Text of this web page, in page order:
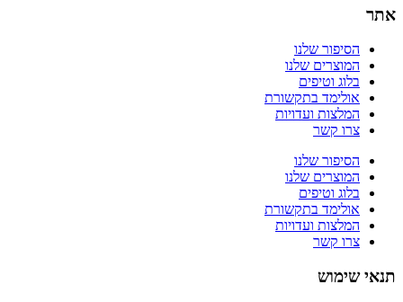
אתר
הסיפור שלנו
המוצרים שלנו
בלוג וטיפים
אולימד בתקשורת
המלצות ועדויות
צרו קשר
הסיפור שלנו
המוצרים שלנו
בלוג וטיפים
אולימד בתקשורת
המלצות ועדויות
צרו קשר
תנאי שימוש